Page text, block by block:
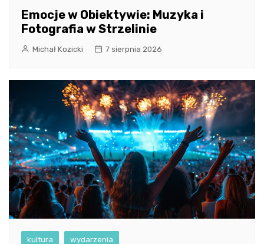
Emocje w Obiektywie: Muzyka i
Fotografia w Strzelinie
Michał Kozicki 7 sierpnia 2026
kultura wydarzenia